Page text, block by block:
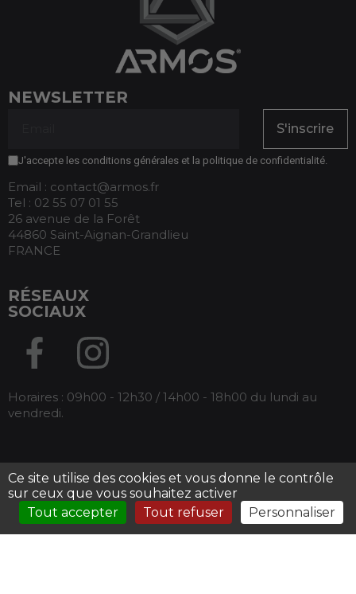
NEWSLETTER
S'inscrire
J'accepte les conditions générales et la politique de confidentialité.
Email : contact@armos.fr
Tel : 02 55 07 01 55
26 avenue de la Forêt
44860 Saint-Aignan-Grandlieu
FRANCE
RÉSEAUX
SOCIAUX
Horaires : 09h00 - 12h30 / 14h00 - 18h00 du lundi au
vendredi.
Tous droits réservés Armos -Mentions légales
Conditions générales de ventes
Ce site utilise des cookies et vous donne le contrôle
sur ceux que vous souhaitez activer
Tout accepter
Tout refuser Personnaliser